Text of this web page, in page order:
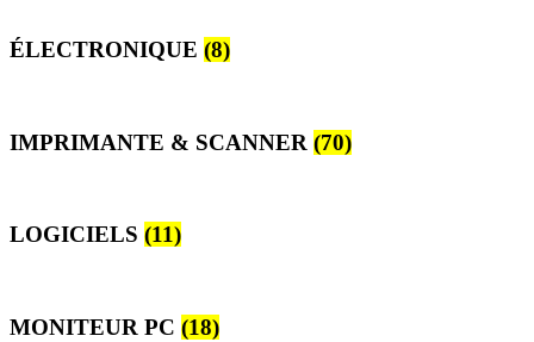
ÉLECTRONIQUE (8)
IMPRIMANTE & SCANNER (70)
LOGICIELS (11)
MONITEUR PC (18)